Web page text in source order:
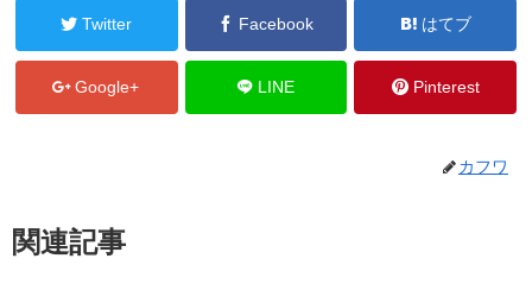
Twitter Facebook はてブ
Google+ LINE Pinterest
カフワ
関連記事